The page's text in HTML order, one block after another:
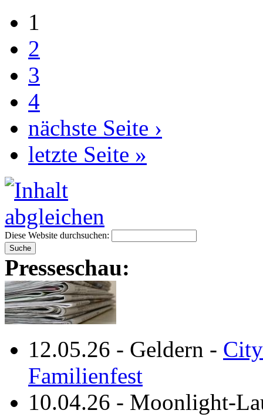
1
2
3
4
nächste Seite ›
letzte Seite »
Diese Website durchsuchen:
Presseschau:
12.05.26 - Geldern -
Familienfest
10.04.26 - Moonlight-